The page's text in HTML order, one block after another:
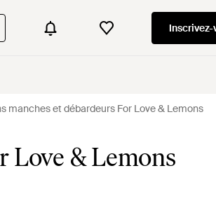
Inscrivez-
manches et débardeurs For Love & Lemons
Love & Lemons